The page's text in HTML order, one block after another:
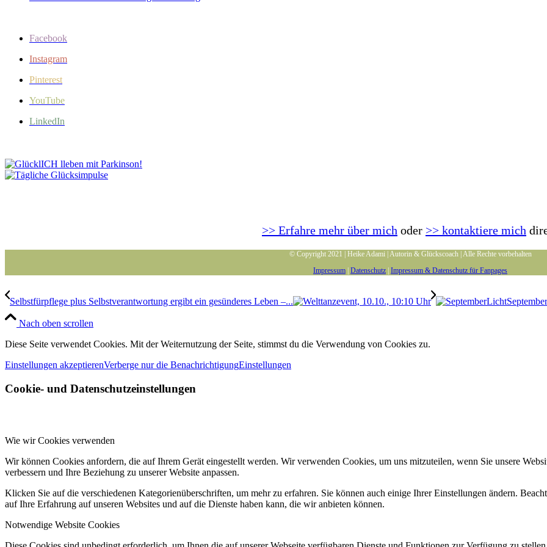
Facebook
Instagram
Pinterest
YouTube
LinkedIn
>> Erfahre mehr über mich oder >> kontaktiere mich
© Copyright 2021 | Heike Adami | Autorin & Glückscoach | Alle Rechte vorbehalten
Impressum Datenschutz Impressum & Datenschutz für Fanpages
Selbstfürpflege plus Selbstverantwortung ergibt ein gesünderes Leben –...
Nach oben scrollen
Diese Seite verwendet Cookies. Mit der Weiternutzung der Seite, stimmst du die Verwendung von Cookies zu.
Einstellungen akzeptierenVerberge nur die BenachrichtigungEinstellungen
Cookie- und Datenschutzeinstellungen
Wie wir Cookies verwenden
Wir können Cookies anfordern, die auf Ihrem Gerät eingestellt werden. Wir verwenden Cookies, um uns mitzuteilen, wenn Sie unsere
verbessern und Ihre Beziehung zu unserer Website anpassen.
Klicken Sie auf die verschiedenen Kategorienüberschriften, um mehr zu erfahren. Sie können auch einige Ihrer Einstellungen ändern.
auf Ihre Erfahrung auf unseren Websites und auf die Dienste haben kann, die wir anbieten können.
Notwendige Website Cookies